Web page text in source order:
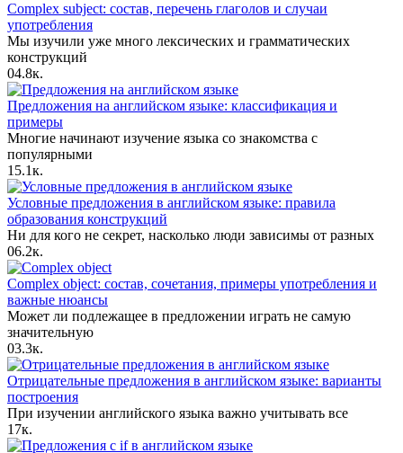
Complex subject: состав, перечень глаголов и случаи
употребления
Мы изучили уже много лексических и грамматических
конструкций
04.8к.
Предложения на английском языке: классификация и
примеры
Многие начинают изучение языка со знакомства с
популярными
1 5.1к.
Условные предложения в английском языке: правила
образования конструкций
Ни для кого не секрет, насколько люди зависимы от разных
06.2к.
Complex object: состав, сочетания, примеры употребления и
важные нюансы
Может ли подлежащее в предложении играть не самую
значительную
03.3к.
Отрицательные предложения в английском языке: варианты
построения
При изучении английского языка важно учитывать все
1 7к.